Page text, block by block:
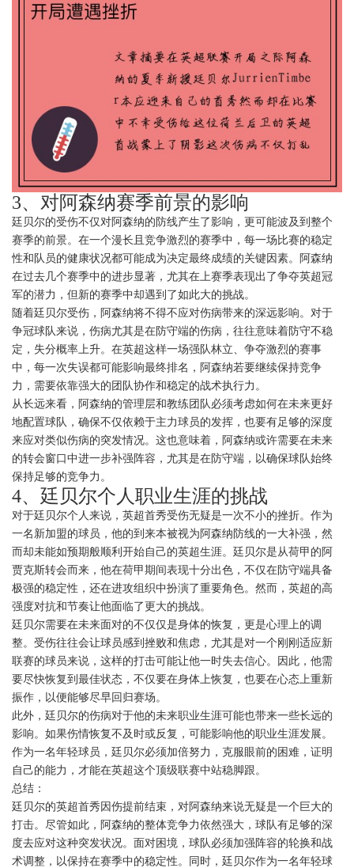
3、对阿森纳赛季前景的影响
廷贝尔的受伤不仅对阿森纳的防线产生了影响，更可能波及到整个
赛季的前景。在一个漫长且竞争激烈的赛季中，每一场比赛的稳定
性和队员的健康状况都可能成为决定最终成绩的关键因素。阿森纳
在过去几个赛季中的进步显著，尤其在上赛季表现出了争夺英超冠
军的潜力，但新的赛季中却遇到了如此大的挑战。
随着廷贝尔受伤，阿森纳将不得不应对伤病带来的深远影响。对于
争冠球队来说，伤病尤其是在防守端的伤病，往往意味着防守不稳
定，失分概率上升。在英超这样一场强队林立、争夺激烈的赛事
中，每一次失误都可能影响最终排名，阿森纳若要继续保持竞争
力，需要依靠强大的团队协作和稳定的战术执行力。
从长远来看，阿森纳的管理层和教练团队必须考虑如何在未来更好
地配置球队，确保不仅依赖于主力球员的发挥，也要有足够的深度
来应对类似伤病的突发情况。这也意味着，阿森纳或许需要在未来
的转会窗口中进一步补强阵容，尤其是在防守端，以确保球队始终
保持足够的竞争力。
4、廷贝尔个人职业生涯的挑战
对于廷贝尔个人来说，英超首秀受伤无疑是一次不小的挫折。作为
一名新加盟的球员，他的到来本被视为阿森纳防线的一大补强，然
而却未能如预期般顺利开始自己的英超生涯。廷贝尔是从荷甲的阿
贾克斯转会而来，他在荷甲期间表现十分出色，不仅在防守端具备
极强的稳定性，还在进攻组织中扮演了重要角色。然而，英超的高
强度对抗和节奏让他面临了更大的挑战。
廷贝尔需要在未来面对的不仅仅是身体的恢复，更是心理上的调
整。受伤往往会让球员感到挫败和焦虑，尤其是对一个刚刚适应新
联赛的球员来说，这样的打击可能让他一时失去信心。因此，他需
要尽快恢复到最佳状态，不仅要在身体上恢复，也要在心态上重新
振作，以便能够尽早回归赛场。
此外，廷贝尔的伤病对于他的未来职业生涯可能也带来一些长远的
影响。如果伤情恢复不及时或反复，可能影响他的职业生涯发展。
作为一名年轻球员，廷贝尔必须加倍努力，克服眼前的困难，证明
自己的能力，才能在英超这个顶级联赛中站稳脚跟。
总结：
廷贝尔的英超首秀因伤提前结束，对阿森纳来说无疑是一个巨大的
打击。尽管如此，阿森纳的整体竞争力依然强大，球队有足够的深
度去应对这种突发状况。面对困境，球队必须加强阵容的轮换和战
术调整，以保持在赛季中的稳定性。同时，廷贝尔作为一名年轻球